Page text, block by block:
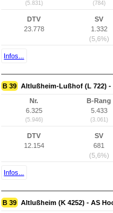
(5.831) (784)
DTV
23.778
SV
1.332
(5,6%)
Infos...
B 39 Altlußheim-Lußhof (L 722) -
Nr.
6.325
(5.946)
B-Rang
5.433
(3.061)
DTV
12.154
SV
681
(5,6%)
Infos...
B 39 Altlußheim (K 4252) - AS